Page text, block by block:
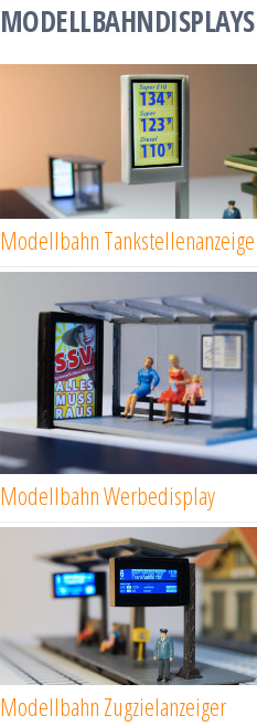
MODELLBAHNDISPLAYS
Modellbahn Tankstellenanzeige
Modellbahn Werbedisplay
Modellbahn Zugzielanzeiger